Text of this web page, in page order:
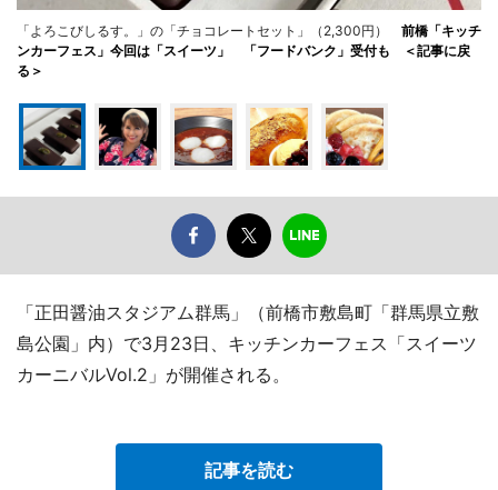
「よろこびしるす。」の「チョコレートセット」（2,300円） 前橋「キッチ
ンカーフェス」今回は「スイーツ」 「フードバンク」受付も ＜記事に戻
る＞
「正田醤油スタジアム群馬」（前橋市敷島町「群馬県立敷
島公園」内）で3月23日、キッチンカーフェス「スイーツ
カーニバルVol.2」が開催される。
記事を読む